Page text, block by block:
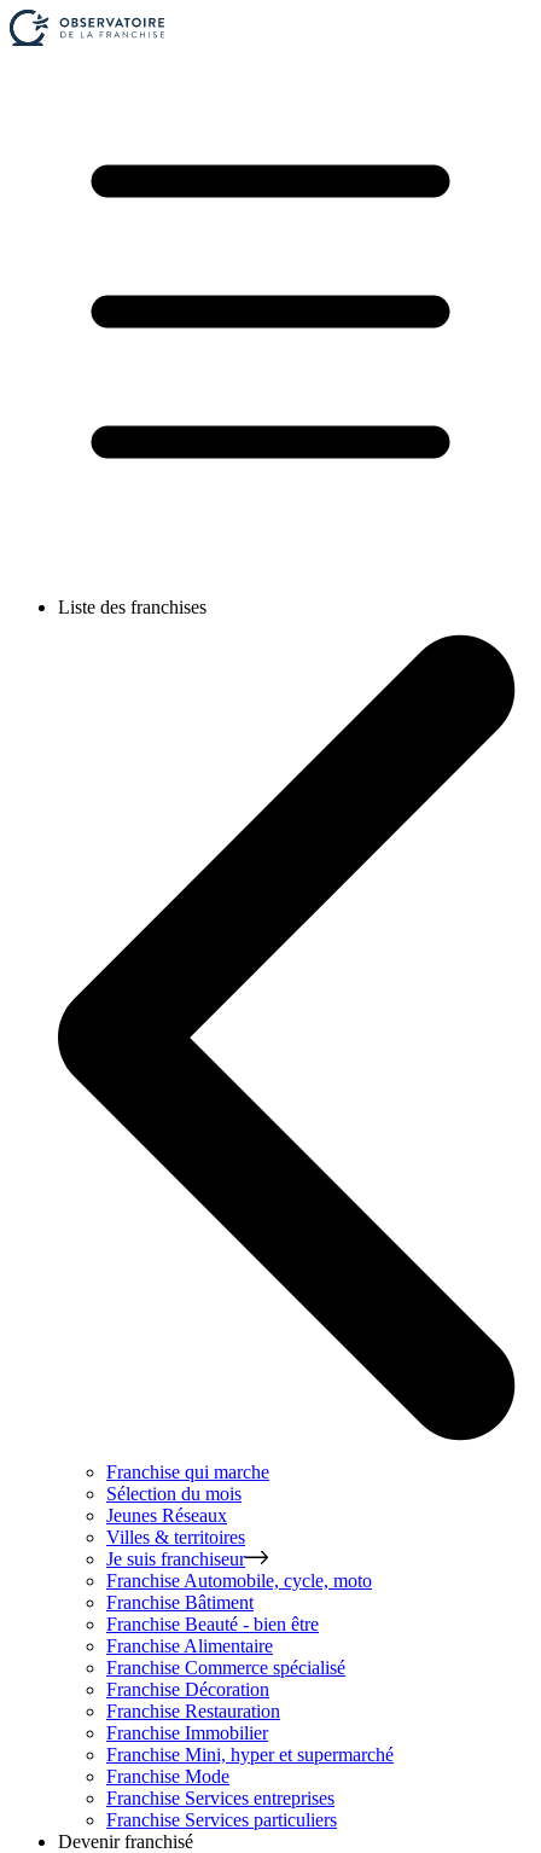
Liste des franchises
Franchise qui marche
Sélection du mois
Jeunes Réseaux
Villes & territoires
Je suis franchiseur
Franchise Automobile, cycle, moto
Franchise Bâtiment
Franchise Beauté - bien être
Franchise Alimentaire
Franchise Commerce spécialisé
Franchise Décoration
Franchise Restauration
Franchise Immobilier
Franchise Mini, hyper et supermarché
Franchise Mode
Franchise Services entreprises
Franchise Services particuliers
Devenir franchisé